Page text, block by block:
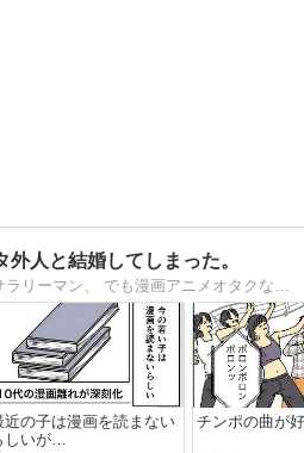
人と結婚してしまった。
近の子は漫画を読まない
しいが…
チンポの曲が